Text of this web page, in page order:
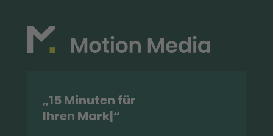
„15 Minuten für
Ihren Market